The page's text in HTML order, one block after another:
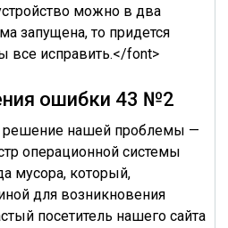
можно в два
запущена, то придется
все исправить.</font>
ошибки 43 №2
нашей проблемы —
операционной системы
мусора, который,
для возникновения
посетитель нашего сайта